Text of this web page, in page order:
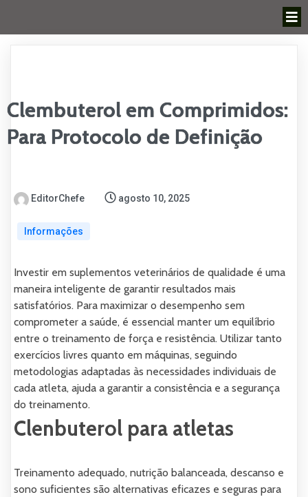
Clembuterol em Comprimidos:
Para Protocolo de Definição
EditorChefe agosto 10, 2025
Informações
Investir em suplementos veterinários de qualidade é uma
maneira inteligente de garantir resultados mais
satisfatórios. Para maximizar o desempenho sem
comprometer a saúde, é essencial manter um equilíbrio
entre o treinamento de força e resistência. Utilizar tanto
exercícios livres quanto em máquinas, seguindo
metodologias adaptadas às necessidades individuais de
cada atleta, ajuda a garantir a consistência e a segurança
do treinamento.
Clenbuterol para atletas
Treinamento adequado, nutrição balanceada, descanso e
sono suficientes são alternativas eficazes e seguras para